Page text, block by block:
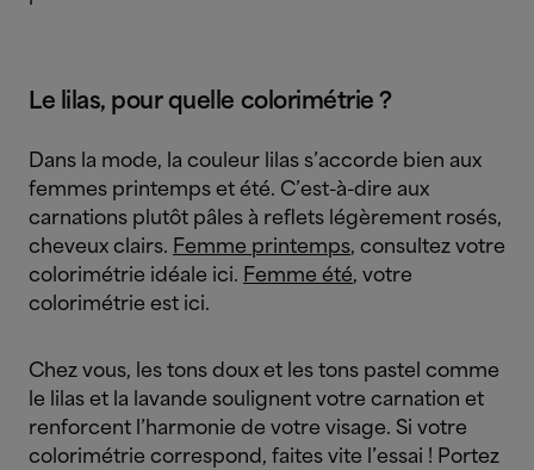
Le lilas, pour quelle colorimétrie ?
Dans la mode, la couleur lilas s’accorde bien aux
femmes printemps et été. C’est-à-dire aux
carnations plutôt pâles à reflets légèrement rosés,
cheveux clairs. Femme printemps, consultez votre
colorimétrie idéale ici. Femme été, votre
colorimétrie est ici.
Chez vous, les tons doux et les tons pastel comme
le lilas et la lavande soulignent votre carnation et
renforcent l’harmonie de votre visage. Si votre
colorimétrie correspond, faites vite l’essai ! Portez